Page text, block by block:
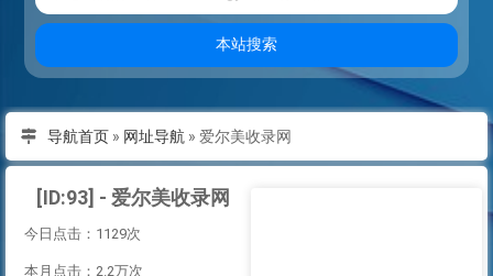
本站搜索
导航首页» 网址导航 » 爱尔美收录网
[ID:93] - 爱尔美收录网
今日点击：1129次
本月点击：2.2万次